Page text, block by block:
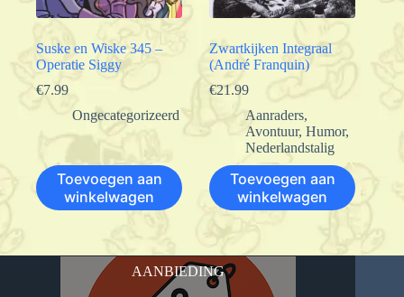
Suske en Wiske 345 –
Operatie Siggy
€7.99
Ongecategorizeerd
Toevoegen aan
winkelwagen
Zwartkijken Integraal
(André Franquin)
€21.99
Aanraders,
Avontuur,Humor,
Nederlandstalig
Toevoegen aan
winkelwagen
AANBIEDING